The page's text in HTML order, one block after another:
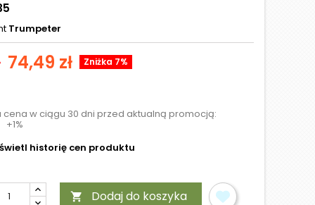
Trumpeter
74,49 zł Zniżka 7%
cena w ciągu 30 dni przed aktualną promocją:
+1%
historię cen produktu
 Dodaj do koszyka